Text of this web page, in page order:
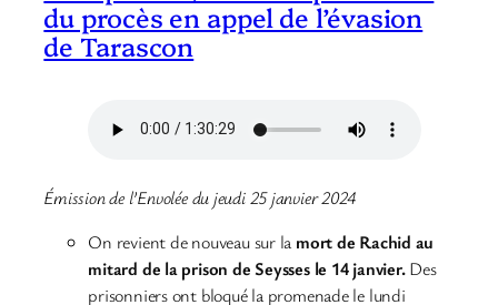
du procès en appel de l’évasion
de Tarascon
Émission de l’Envolée du jeudi 25 janvier 2024
On revient de nouveau sur la mort de Rachid au
mitard de la prison de Seysses le 14 janvier.Des
prisonniers ont bloqué la promenade le lundi